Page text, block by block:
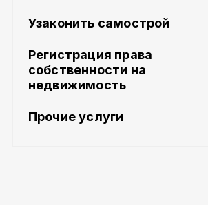
Узаконить самострой
Регистрация права
собственности на
недвижимость
Прочие услуги